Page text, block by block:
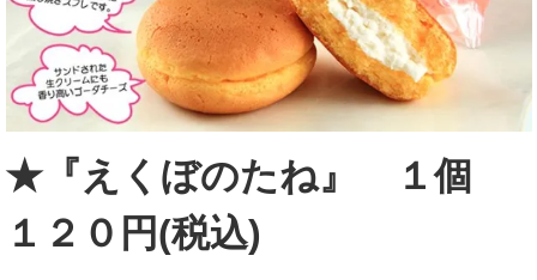
★『えくぼのたね』 １個
１２０円(税込)